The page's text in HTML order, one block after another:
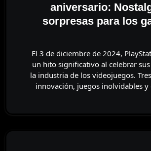
aniversario:
sorpresas para los
El 3 de diciembre de 2024, PlayStation alcanzó
un hito significativo al celebrar
la industria de los videojuegos.
innovación, juegos inolvidables y